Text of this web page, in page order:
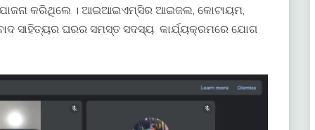
କରିଥିଲେ । ଆଇଆଇଏମ୍‍ସିର ଆଇଜଲ, କୋଟାୟମ,
ସାହିତ୍ୟର ଘରର ସମସ୍ତ ସଦସ୍ୟ କାର୍ଯ୍ୟକ୍ରମରେ ଯୋଗ